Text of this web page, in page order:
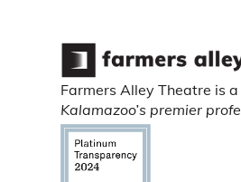
Farmers Alley Theatre is
Kalamazoo’s premier